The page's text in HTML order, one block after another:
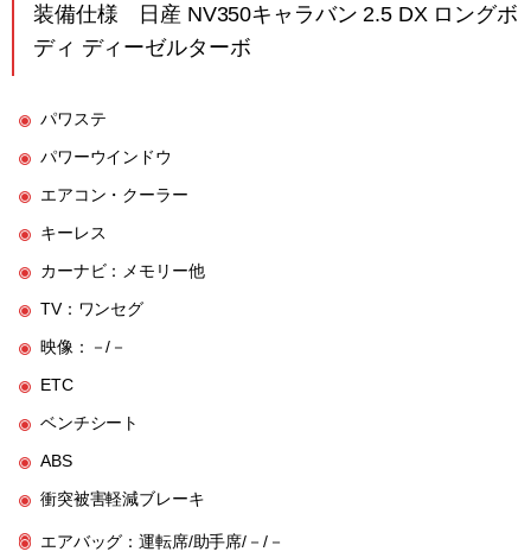
装備仕様 日産 NV350キャラバン 2.5 DX ロングボ
ディ ディーゼルターボ
パワステ
パワーウインドウ
エアコン・クーラー
キーレス
カーナビ：メモリー他
TV：ワンセグ
映像：－/－
ETC
ベンチシート
ABS
衝突被害軽減ブレーキ
エアバッグ：運転席/助手席/－/－